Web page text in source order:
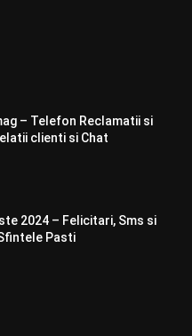
– Telefon Reclamatii si
clienti si Chat
2024 – Felicitari, Sms si
Pasti